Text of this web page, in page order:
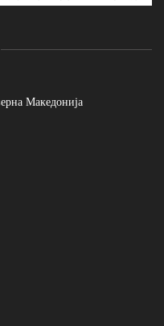
Македонија